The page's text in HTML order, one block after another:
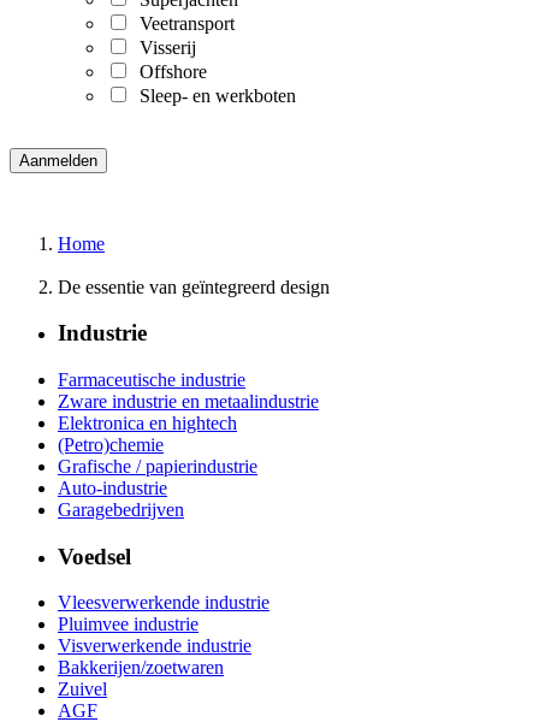
Veetransport
Visserij
Offshore
Sleep- en werkboten
Home
De essentie van geïntegreerd design
Industrie
Farmaceutische industrie
Zware industrie en metaalindustrie
Elektronica en hightech
(Petro)chemie
Grafische / papierindustrie
Auto-industrie
Garagebedrijven
Voedsel
Vleesverwerkende industrie
Pluimvee industrie
Visverwerkende industrie
Bakkerijen/zoetwaren
Zuivel
AGF